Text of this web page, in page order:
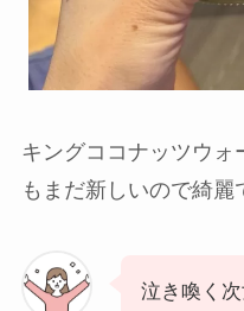
キングココナッツウォ
もまだ新しいので綺麗
泣き喚く